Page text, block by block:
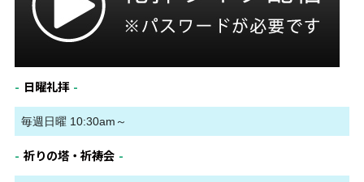
日曜礼拝
毎週日曜 10:30am～
祈りの塔・祈祷会